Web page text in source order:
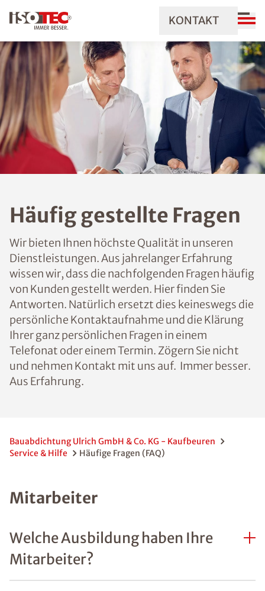
KONTAKT
Häufig gestellte Fragen
Wir bieten Ihnen höchste Qualität in unseren
Dienstleistungen. Aus jahrelanger Erfahrung
wissen wir, dass die nachfolgenden Fragen häufig
von Kunden gestellt werden. Hier finden Sie
Antworten. Natürlich ersetzt dies keineswegs die
persönliche Kontaktaufnahme und die Klärung
Ihrer ganz persönlichen Fragen in einem
Telefonat oder einem Termin. Zögern Sie nicht
und nehmen Kontakt mit uns auf. Immer besser.
Aus Erfahrung.
Bauabdichtung Ulrich GmbH & Co. KG - Kaufbeuren
Service & Hilfe
Häufige Fragen (FAQ)
Mitarbeiter
Welche Ausbildung haben Ihre
Mitarbeiter?